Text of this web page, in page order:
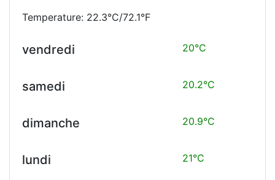
Temperature: 22.3°C/72.1°F
vendredi 20°C
samedi 20.2°C
dimanche 20.9°C
lundi 21°C